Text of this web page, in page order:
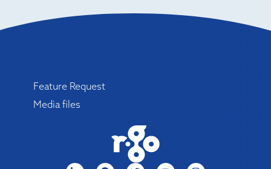
Feature Request
Media files